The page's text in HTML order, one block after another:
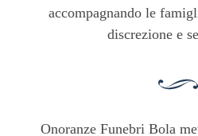
accompagnando le
discrezione e
Onoranze Funebri Bola